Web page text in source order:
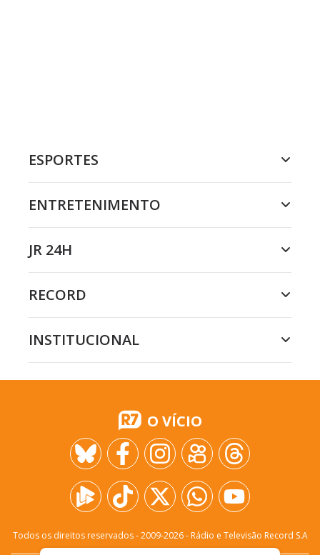
ESPORTES
ENTRETENIMENTO
JR 24H
RECORD
INSTITUCIONAL
O VÍCIO
Todos os direitos reservados - 2009-2026- Rádio e Televisão Record S.A